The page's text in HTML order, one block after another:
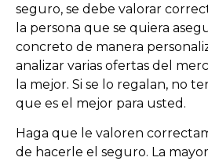
seguro, se debe valorar
la persona que se quiera
concreto de manera
analizar varias ofertas del
la mejor. Si se lo regalan, no
que es el mejor para usted.
Haga que le valoren
de hacerle el seguro. La